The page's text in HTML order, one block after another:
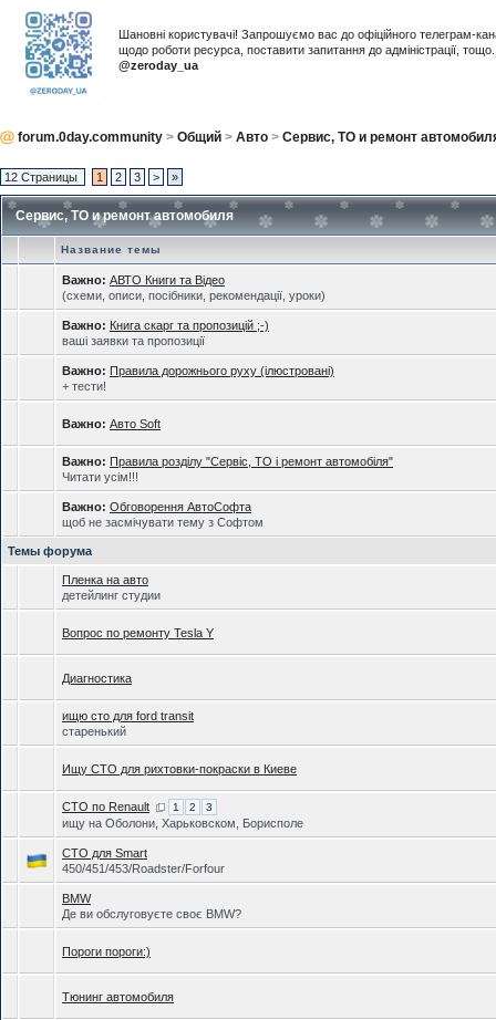
Шановні користувачі! Запрошуємо вас до офіційного телеграм-
щодо роботи ресурса, поставити запитання до адміністрації,
@zeroday_ua
forum.0day.community > Общий > Авто > Сервис, ТО и ремонт
12 Страницы 1 2 3 > »
Сервис, ТО и ремонт автомобиля
Название темы
Важно: АВТО Книги та Відео
(схеми, описи, посібники, рекомендації, уроки)
Важно: Книга скарг та пропозицій ;-)
ваші заявки та пропозиції
Важно: Правила дорожнього руху (ілюстровані)
+ тести!
Важно: Авто Soft
Важно: Правила розділу "Сервіс, ТО і ремонт автомобіля"
Читати усім!!!
Важно: Обговорення АвтоСофта
щоб не засмічувати тему з Софтом
Темы форума
Пленка на авто
детейлинг студии
Вопрос по ремонту Tesla Y
Диагностика
ищю сто для ford transit
старенький
Ищу СТО для рихтовки-покраски в Киеве
СТО по Renault 1 2 3
ищу на Оболони, Харьковском, Борисполе
СТО для Smart
450/451/453/Roadster/Forfour
BMW
Де ви обслуговуєте своє BMW?
Пороги пороги:)
Тюнинг автомобиля